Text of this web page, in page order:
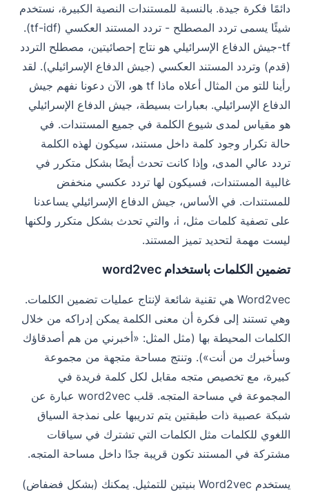
دائمًا فكرة جيدة. بالنسبة للمستندات النصية الكبيرة، نستخدم
شيئًا يسمى تردد المصطلح - تردد المستند العكسي (tf-idf)
.
tf-جيش الدفاع الإسرائيلي
هو نتاج إحصائيتين، مصطلح التردد
(قدم) وتردد المستند العكسي (جيش الدفاع الإسرائيلي). لقد
رأينا للتو من المثال أعلاه ماذاtf هو، الآن دعونا نفهم جيش
الدفاع الإسرائيلي. بعبارات بسيطة، جيش الدفاع الإسرائيلي
هو مقياس لمدى شيوع الكلمة في جميع المستندات. في
حالة تكرار وجود كلمة داخل مستند، سيكون لهذه الكلمة
تردد عالي المدى، وإذا كانت تحدث أيضًا بشكل متكرر في
غالبية المستندات، فسيكون لها تردد عكسي منخفض
للمستندات. في الأساس، جيش الدفاع الإسرائيلي يساعدنا
على تصفية كلمات مثل، i، والتي تحدث بشكل متكرر ولكنها
ليست مهمة لتحديد تميز المستند.
تضمين الكلمات باستخدام word2vec
Word2vec هي تقنية شائعة لإنتاج عمليات تضمين الكلمات.
وهي تستند إلى فكرة أن معنى الكلمة يمكن إدراكه من خلال
الكلمات المحيطة بها (مثل المثل: «أخبرني من هم أصدقاؤك
وسأخبرك من أنت»). وتنتج مساحة متجهة من مجموعة
كبيرة، مع تخصيص متجه مقابل لكل كلمة فريدة في
المجموعة في مساحة المتجه. قلب word2vec عبارة عن
شبكة عصبية ذات طبقتين يتم تدريبها على نمذجة السياق
اللغوي للكلمات مثل الكلمات التي تشترك في سياقات
مشتركة في المستند تكون قريبة جدًا داخل مساحة المتجه.
يستخدم Word2vec بنيتين للتمثيل. يمكنك (بشكل فضفاض)